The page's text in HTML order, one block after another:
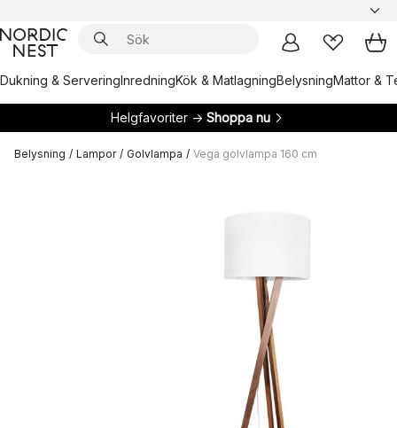
Dukning & ServeringInredningKök & MatlagningBelysningMattor &
Helgfavoriter → Shoppa nu
Belysning / Lampor / Golvlampa / Vega golvlampa 160 cm